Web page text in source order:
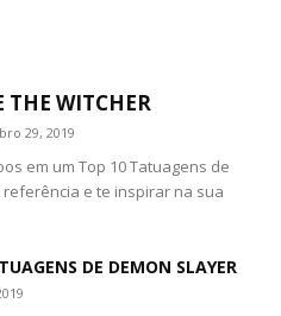
THE WITCHER
29, 2019
em um Top 10 Tatuagens de
e te inspirar na sua
DE DEMON SLAYER